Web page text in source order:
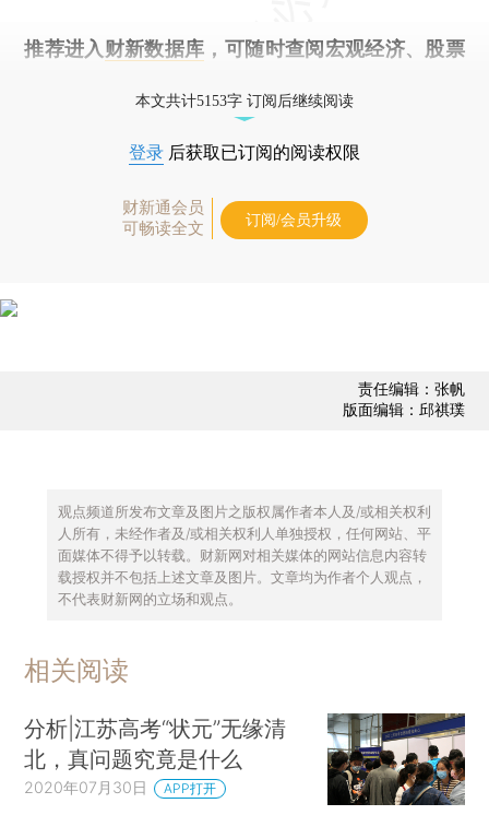
推荐进入 财新数据库 ，可随时查阅宏观经济、股票
本文共计5153字 订阅后继续阅读
登录 后获取已订阅的阅读权限
财新通会员
可畅读全文
订阅/会员升级
责任编辑：张帆
版面编辑：邱祺璞
观点频道所发布文章及图片之版权属作者本人及/或相关权利
人所有，未经作者及/或相关权利人单独授权，任何网站、平
面媒体不得予以转载。财新网对相关媒体的网站信息内容转
载授权并不包括上述文章及图片。文章均为作者个人观点，
不代表财新网的立场和观点。
相关阅读
分析|江苏高考“状元”无缘清
北，真问题究竟是什么
2020年07月30日 APP打开